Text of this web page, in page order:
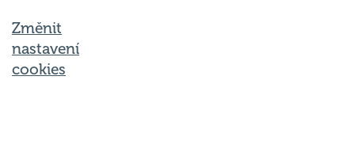
Změnit
nastavení
cookies